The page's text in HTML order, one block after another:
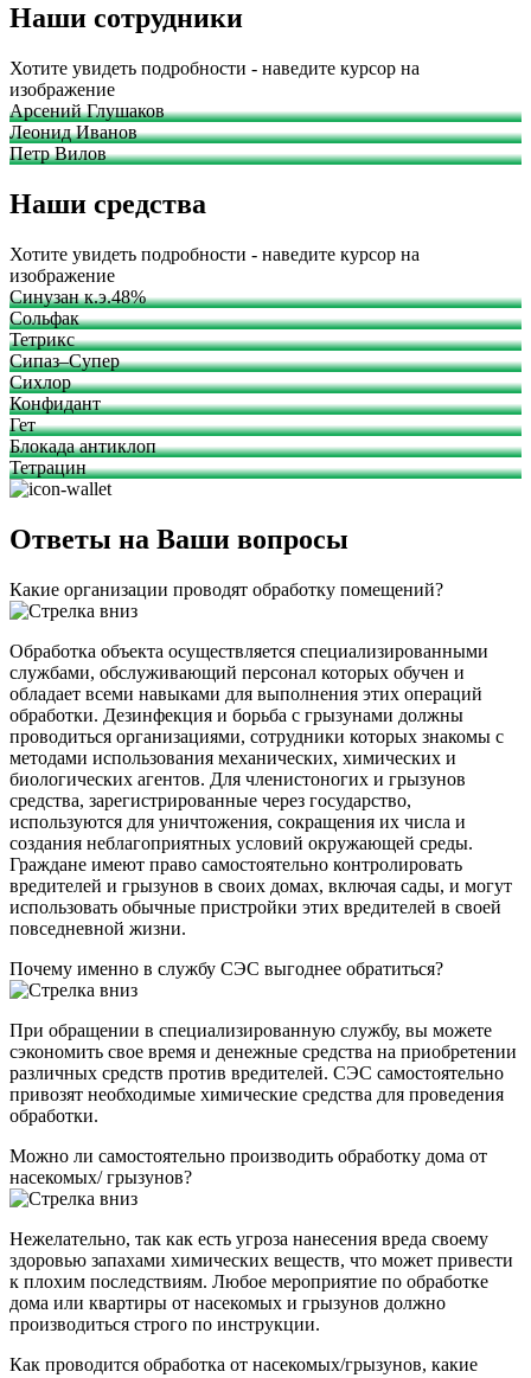
Наши сотрудники
Хотите увидеть подробности - наведите курсор на
изображение
Арсений Глушаков
Леонид Иванов
Петр Вилов
Наши средства
Хотите увидеть подробности - наведите курсор на
изображение
Синузан к.э.48%
Сольфак
Тетрикс
Сипаз–Супер
Сихлор
Конфидант
Гет
Блокада антиклоп
Тетрацин
Ответы на Ваши вопросы
Какие организации проводят обработку помещений?
Обработка объекта осуществляется специализированными
службами, обслуживающий персонал которых обучен и
обладает всеми навыками для выполнения этих операций
обработки. Дезинфекция и борьба с грызунами должны
проводиться организациями, сотрудники которых знакомы с
методами использования механических, химических и
биологических агентов. Для членистоногих и грызунов
средства, зарегистрированные через государство,
используются для уничтожения, сокращения их числа и
создания неблагоприятных условий окружающей среды.
Граждане имеют право самостоятельно контролировать
вредителей и грызунов в своих домах, включая сады, и могут
использовать обычные пристройки этих вредителей в своей
повседневной жизни.
Почему именно в службу СЭС выгоднее обратиться?
При обращении в специализированную службу, вы можете
сэкономить свое время и денежные средства на приобретении
различных средств против вредителей. СЭС самостоятельно
привозят необходимые химические средства для проведения
обработки.
Можно ли самостоятельно производить обработку дома от
насекомых/ грызунов?
Нежелательно, так как есть угроза нанесения вреда своему
здоровью запахами химических веществ, что может привести
к плохим последствиям. Любое мероприятие по обработке
дома или квартиры от насекомых и грызунов должно
производиться строго по инструкции.
Как проводится обработка от насекомых/грызунов, какие